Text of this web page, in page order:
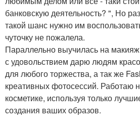
банковскую деятельность? ", Но
такой шанс нужно им
чуточку не пожалела.
Параллельно выучилась на
с удовольствием дарю людям
для любого торжества, а так же
креативных фотосессий. Работаю
косметике, используя только
создания ваших образов.